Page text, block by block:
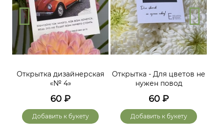
Открытка дизайнерская
«№ 4»
60 ₽
Добавить к букету
Открытка - Для цветов не
нужен повод
60 ₽
Добавить к букету